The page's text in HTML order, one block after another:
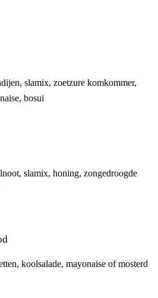
slamix, zoetzure komkommer,
bosui
slamix, honing, zongedroogde
koolsalade, mayonaise of mosterd